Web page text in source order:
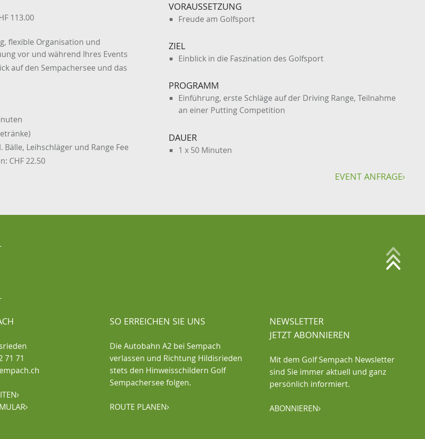
113.00
flexible Organisation und
vor und während Ihres Events
auf den Sempachersee und das
Leihschläger und Range Fee
CHF 22.50
VORAUSSETZUNG
Freude am Golfsport
ZIEL
Einblick in die Faszination des Golfsport
PROGRAMM
Einführung, erste Schläge auf der Driving Range, Teilnahme
an einer Putting Competition
DAUER
1 x 50 Minuten
EVENT ANFRAGE
71 71


SO ERREICHEN SIE UNS
Die Autobahn A2 bei Sempach
verlassen und Richtung Hildisrieden
stets den Hinweisschildern Golf
Sempachersee folgen.
ROUTE PLANEN
NEWSLETTER
JETZT ABONNIEREN
Mit dem Golf Sempach Newsletter
sind Sie immer aktuell und ganz
persönlich informiert.
ABONNIEREN